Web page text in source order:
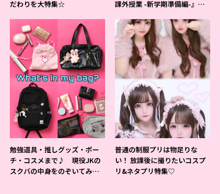
だわりを大特集☆
課外授業 -新学期準備編-』イ
勉強道具・推しグッズ・ポー
チ・コスメまで♪ 現役JKの
スクバの中身をのぞいてみ
普通の制服プリは物足りな
い！ 放課後に撮りたいコスプ
リ&ネタプリ特集♡